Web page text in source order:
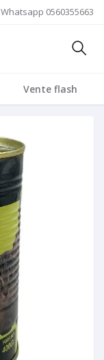
Whatsapp 0560355663
Vente flash